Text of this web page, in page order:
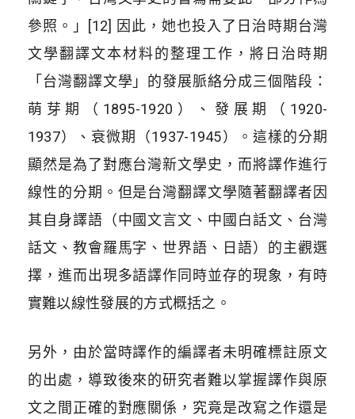
參照。」[12] 因此，她也投入了日治時期台灣
文學翻譯文本材料的整理工作，將日治時期
「台灣翻譯文學」的發展脈絡分成三個階段：
萌芽期（1895-1920）、發展期（1920-
1937）、衰微期（1937-1945）。這樣的分期
顯然是為了對應台灣新文學史，而將譯作進行
線性的分期。但是台灣翻譯文學隨著翻譯者因
其自身譯語（中國文言文、中國白話文、台灣
話文、教會羅馬字、世界語、日語）的主觀選
擇，進而出現多語譯作同時並存的現象，有時
實難以線性發展的方式概括之。
另外，由於當時譯作的編譯者未明確標註原文
的出處，導致後來的研究者難以掌握譯作與原
文之間正確的對應關係，究竟是改寫之作還是